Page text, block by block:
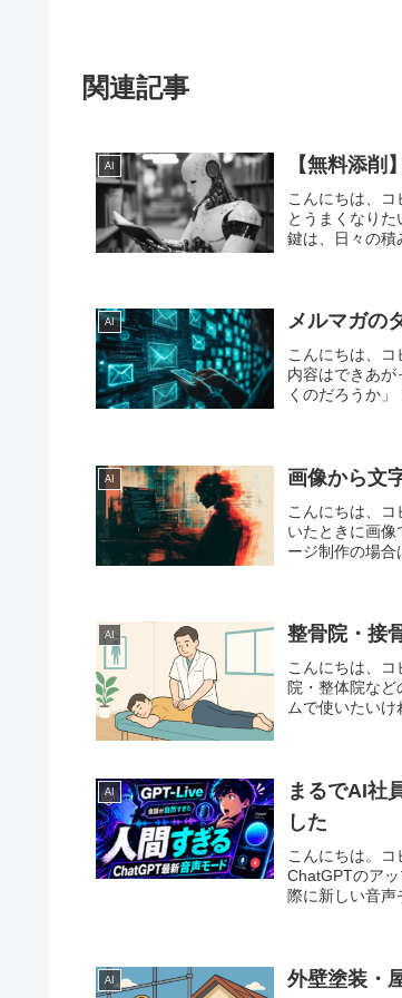
関連記事
AI 【無料添削
こんにちは、
とうまくなり
鍵は、日々の積
AI メルマガの
こんにちは、
内容はできあ
くのだろうか
AI 画像から文
こんにちは、
いたときに画
ージ制作の場合
AI 整骨院・接
こんにちは、
院・整体院な
ムで使いたい
AI
まるでAI社
した
こんにちは。コ
ChatGPTのア
際に新しい音
AI 外壁塗装・